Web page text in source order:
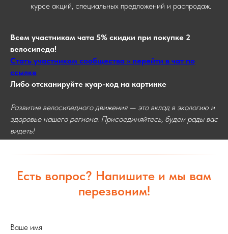
курсе акций, специальных предложений и распродаж.
Всем участникам чата 5% скидки при покупке 2
велосипеда!
Стать участником сообщества >> перейти в чат по
ссылке
Либо отсканируйте куар-код на картинке
Развитие велосипедного движения — это вклад в экологию и
здоровье нашего региона. Присоединяйтесь, будем рады вас
видеть!
Есть вопрос? Напишите и мы вам
перезвоним!
Ваше имя